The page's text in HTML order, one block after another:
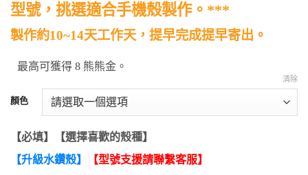
型號，挑選適合手機殼製作。***
製作約10~14天工作天，提早完成提早寄出。
最高可獲得 8 熊熊金。
顏色
清除
【必填】【選擇喜歡的殼種】
【升級水鑽殼】
【型號支援請聯繫客服】